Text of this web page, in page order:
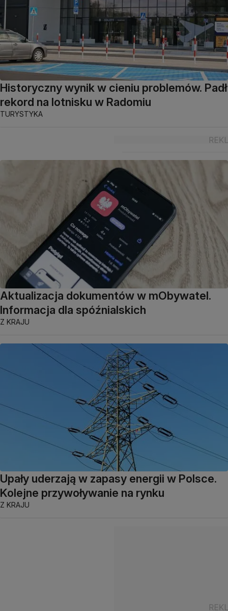
Historyczny wynik w cieniu problemów. Padł
rekord na lotnisku w Radomiu
TURYSTYKA
Aktualizacja dokumentów w mObywatel.
Informacja dla spóźnialskich
Z KRAJU
Upały uderzają w zapasy energii w Polsce.
Kolejne przywoływanie na rynku
Z KRAJU